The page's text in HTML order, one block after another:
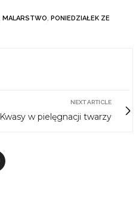
MALARSTWO PONIEDZIAŁEK ZE
NEXT ARTICLE
Kwasy w pielęgnacji twarzy